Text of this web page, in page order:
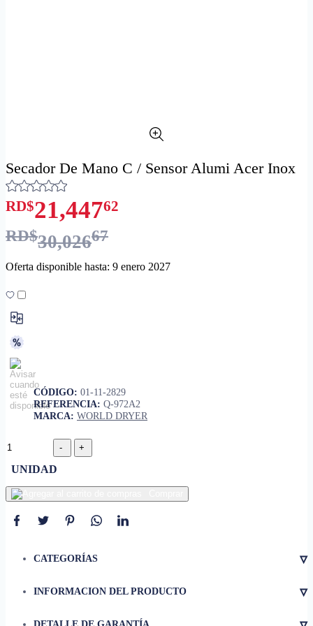
Secador De Mano C / Sensor Alumi Acer Inox
RD$21,44762
RD$30,02667
Oferta disponible hasta: 9 enero 2027
CÓDIGO: 01-11-2829
REFERENCIA: Q-972A2
MARCA: WORLD DRYER
UNIDAD
CATEGORÍAS ▿
INFORMACION DEL PRODUCTO ▿